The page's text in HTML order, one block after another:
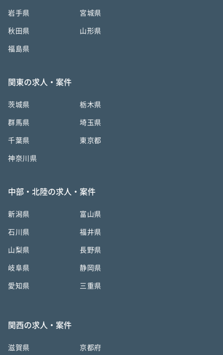
岩手県 宮城県
秋田県 山形県
福島県
関東の求人・案件
茨城県 栃木県
群馬県 埼玉県
千葉県 東京都
神奈川県
中部・北陸の求人・案件
新潟県 富山県
石川県 福井県
山梨県 長野県
岐阜県 静岡県
愛知県 三重県
関西の求人・案件
滋賀県 京都府